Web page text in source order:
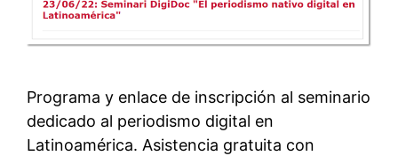
Programa y enlace de inscripción al seminario
dedicado al periodismo digital en
Latinoamérica. Asistencia gratuita con